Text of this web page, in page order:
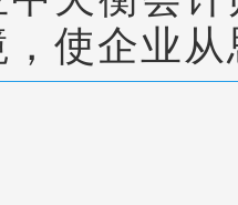
，使企业